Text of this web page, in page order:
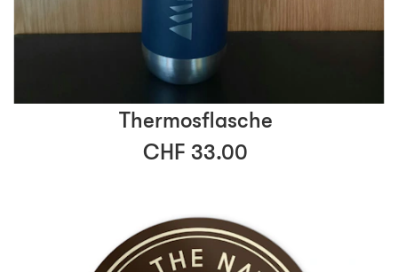
Thermosflasche
CHF 33.00